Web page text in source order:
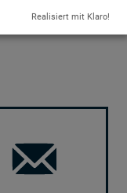
Realisiert mit Klaro!